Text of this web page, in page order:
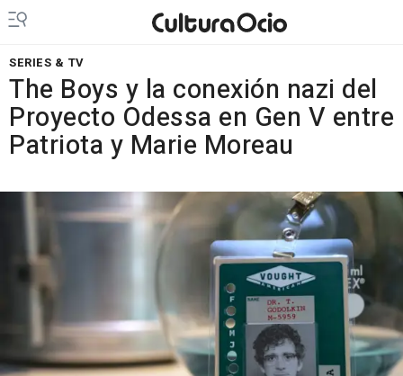
SERIES & TV
The Boys y la conexión nazi del
Proyecto Odessa en Gen V entre
Patriota y Marie Moreau